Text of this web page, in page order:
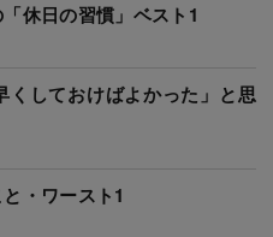
休日の習慣」ベスト1
くしておけばよかった」と思
・ワースト1